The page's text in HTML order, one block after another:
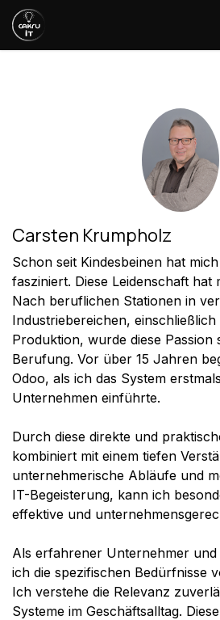
Skip to Content
​Carsten Krumpholz
Schon seit Kindesbeinen hat
fasziniert. Diese Leidenschaft hat
Nach beruflichen Stationen in
Industriebereichen,
Produktion, wurde diese Passion
Berufung. Vor über 15 Jahren
Odoo, als ich das System
Unternehmen einführte.
Durch diese direkte und
kombiniert mit einem tiefen
unternehmerische Abläufe und
IT-Begeisterung, kann ich
effektive und
Als erfahrener Unternehmer
ich die spezifischen Bedürfnisse
Ich verstehe die Relevanz
Systeme im Geschäftsalltag.